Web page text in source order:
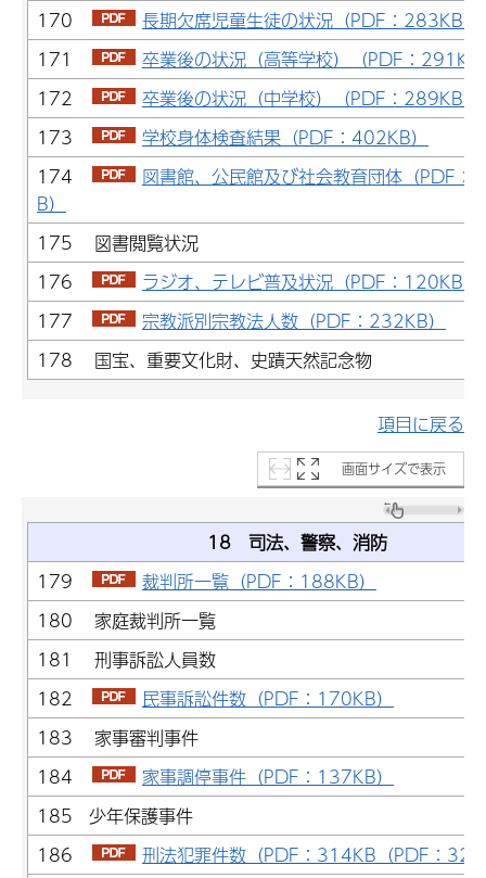
170
長期欠席児童生徒の状況（PDF：283KB）
171
卒業後の状況（高等学校）（PDF：291KB
172
卒業後の状況（中学校）（PDF：289KB）
173
学校身体検査結果（PDF：402KB）
174
図書館、公民館及び社会教育団体（PDF：
B）
175 図書閲覧状況
176
ラジオ、テレビ普及状況（PDF：120KB）
177
宗教派別宗教法人数（PDF：232KB）
178 国宝、重要文化財、史蹟天然記念物
項目に戻る
画面サイズで表示
18 司法、警察、消防
179
裁判所一覧（PDF：188KB）
180 家庭裁判所一覧
181 刑事訴訟人員数
182
民事訴訟件数（PDF：170KB）
183 家事審判事件
184
家事調停事件（PDF：137KB）
185 少年保護事件
186
刑法犯罪件数（PDF：314KB（PDF：